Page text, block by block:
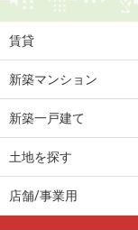
賃貸
新築マンション
新築一戸建て
土地を探す
店舗/事業用